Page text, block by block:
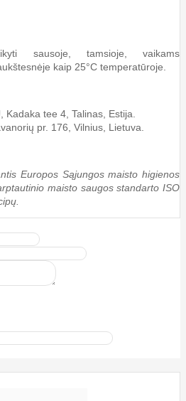
sausoje, tamsioje, vaikams
kaip 25°C temperatūroje.
Kadaka tee 4, Talinas, Estija.
pr. 176, Vilnius, Lietuva.
Europos Sąjungos maisto higienos
maisto saugos standarto ISO